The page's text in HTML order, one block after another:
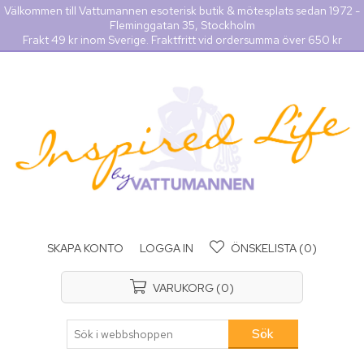
Välkommen till Vattumannen esoterisk butik & mötesplats sedan 1972 -
Fleminggatan 35, Stockholm
Frakt 49 kr inom Sverige. Fraktfritt vid ordersumma över 650 kr
SKAPA KONTO LOGGA IN ÖNSKELISTA (0)
VARUKORG (0)